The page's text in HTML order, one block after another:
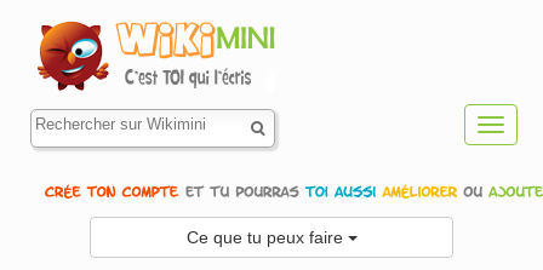
Ce que tu peux faire